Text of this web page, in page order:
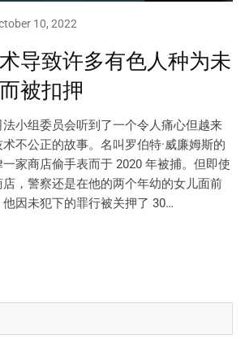
10, 2022
导致许多有色人种为未
被扣押
小组委员会听到了一个令人痛心但越来
不公正的故事。名叫罗伯特·威廉姆斯的
家商店偷手表而于 2020 年被捕。但即使
，警察还是在他的两个年幼的女儿面前
因未犯下的罪行被关押了 30…